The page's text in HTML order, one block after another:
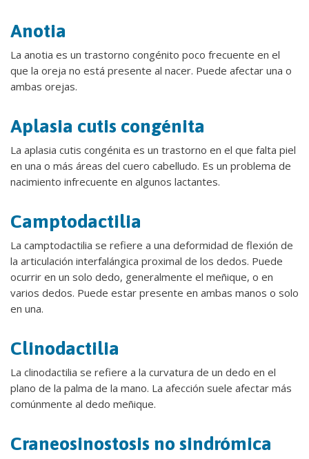
Anotia
La anotia es un trastorno congénito poco frecuente en el
que la oreja no está presente al nacer. Puede afectar una o
ambas orejas.
Aplasia cutis congénita
La aplasia cutis congénita es un trastorno en el que falta piel
en una o más áreas del cuero cabelludo. Es un problema de
nacimiento infrecuente en algunos lactantes.
Camptodactilia
La camptodactilia se refiere a una deformidad de flexión de
la articulación interfalángica proximal de los dedos. Puede
ocurrir en un solo dedo, generalmente el meñique, o en
varios dedos. Puede estar presente en ambas manos o solo
en una.
Clinodactilia
La clinodactilia se refiere a la curvatura de un dedo en el
plano de la palma de la mano. La afección suele afectar más
comúnmente al dedo meñique.
Craneosinostosis no sindrómica